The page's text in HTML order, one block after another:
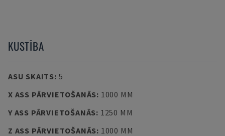
KUSTĪBA
ASU SKAITS: 5
X ASS PĀRVIETOŠANĀS: 1000 MM
Y ASS PĀRVIETOŠANĀS: 1250 MM
Z ASS PĀRVIETOŠANĀS: 1000 MM